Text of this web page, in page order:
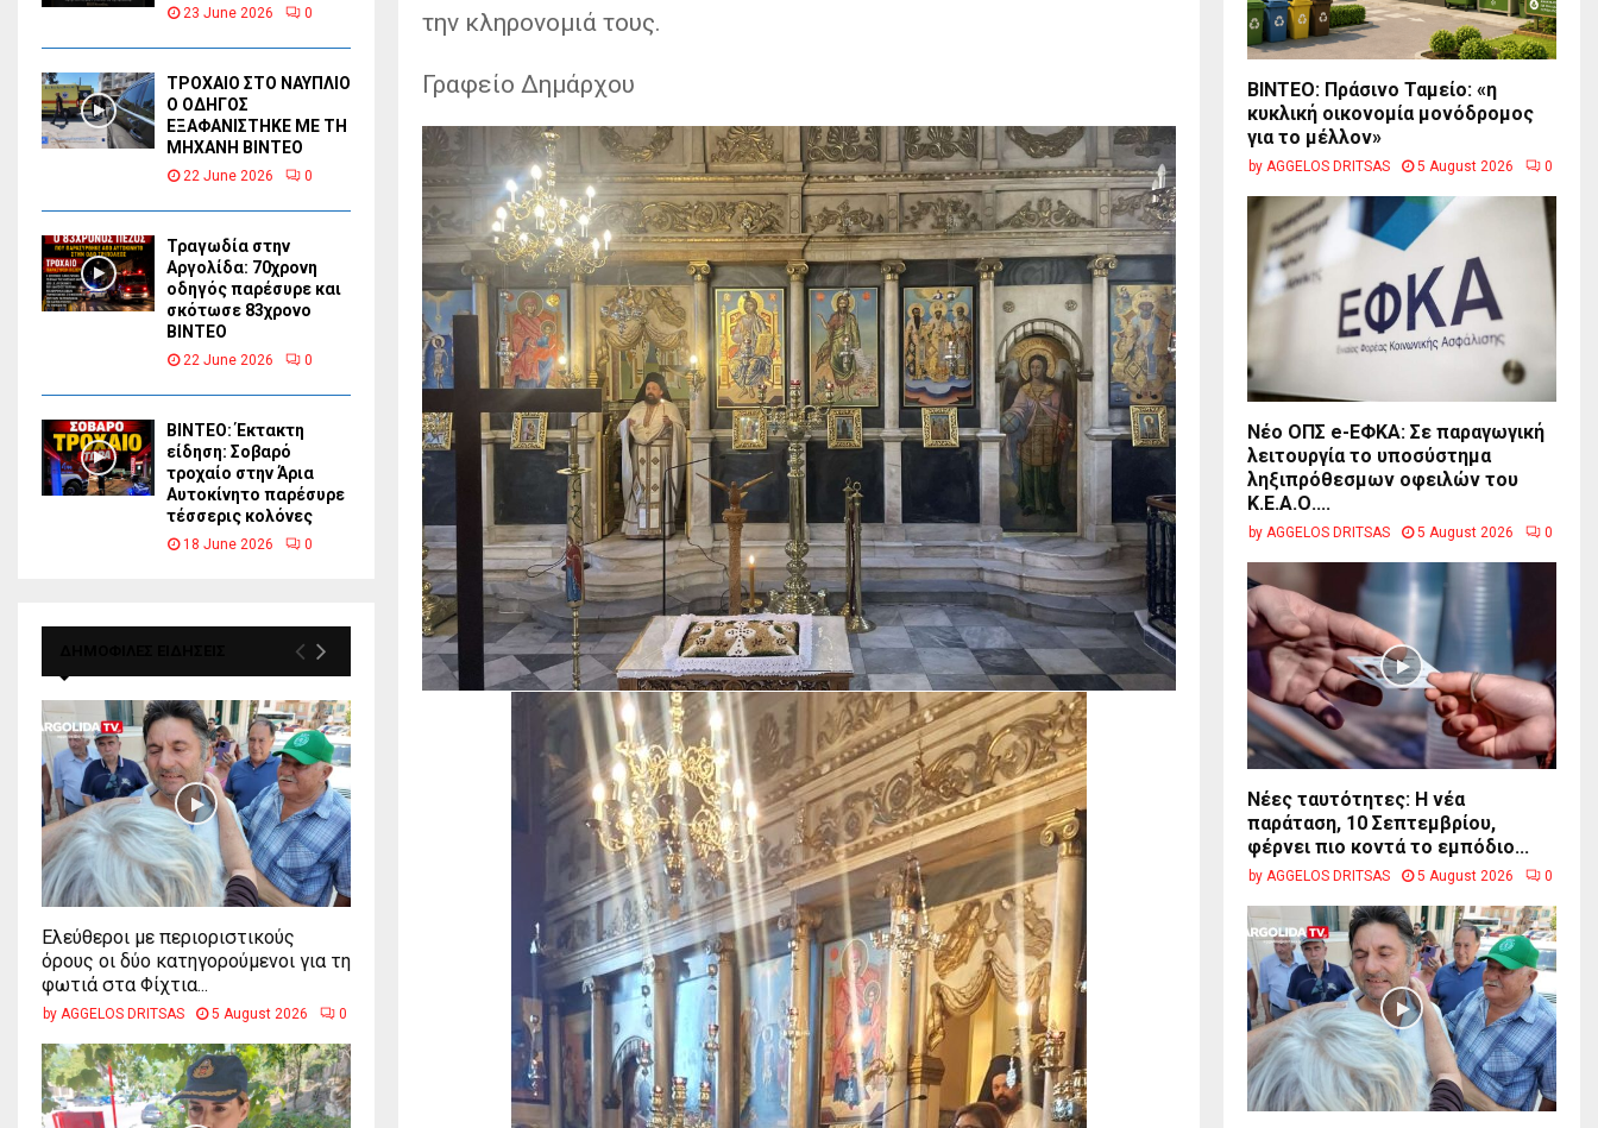
την κληρονομιά τους.
Γραφείο Δημάρχου
23 June 2026 0
ΤΡΟΧΑΙΟ ΣΤΟ ΝΑΥΠΛΙΟ
Ο ΟΔΗΓΟΣ
ΕΞΑΦΑΝΙΣΤΗΚΕ ΜΕ ΤΗ
ΜΗΧΑΝΗ ΒΙΝΤΕΟ
22 June 2026 0
Τραγωδία στην
Αργολίδα: 70χρονη
οδηγός παρέσυρε και
σκότωσε 83χρονο
ΒΙΝΤΕΟ
22 June 2026 0
ΒΙΝΤΕΟ: Έκτακτη
είδηση: Σοβαρό
τροχαίο στην Άρια
Αυτοκίνητο παρέσυρε
τέσσερις κολόνες
18 June 2026 0
Ελεύθεροι με περιοριστικούς
όρους οι δύο κατηγορούμενοι για τη
φωτιά στα Φίχτια...
by AGGELOS DRITSAS 5 August 2026 0
BINTEO: Πράσινο Ταμείο: «η
κυκλική οικονομία μονόδρομος
για το μέλλον»
by AGGELOS DRITSAS 5 August 2026 0
Νέο ΟΠΣ e-ΕΦΚΑ: Σε παραγωγική
λειτουργία το υποσύστημα
ληξιπρόθεσμων οφειλών του
Κ.Ε.Α.Ο....
by AGGELOS DRITSAS 5 August 2026 0
Νέες ταυτότητες: Η νέα
παράταση, 10 Σεπτεμβρίου,
φέρνει πιο κοντά το εμπόδιο...
by AGGELOS DRITSAS 5 August 2026 0